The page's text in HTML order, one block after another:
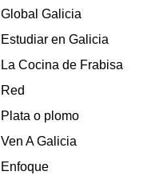
Global Galicia
Estudiar en Galicia
La Cocina de Frabisa
Red
Plata o plomo
Ven A Galicia
Enfoque